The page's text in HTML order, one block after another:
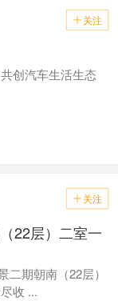
 关注
创汽车生活生态
 关注
22层）二室一
期朝南（22层）
收 ...